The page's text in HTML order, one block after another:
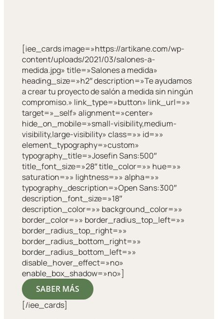
[iee_cards image=»https://artikane.com/wp-
content/uploads/2021/03/salones-a-
medida.jpg» title=»Salones a medida»
heading_size=»h2″ description=»Te ayudamos
a crear tu proyecto de salón a medida sin ningún
compromiso.» link_type=»button» link_url=»»
target=»_self» alignment=»center»
hide_on_mobile=»small-visibility,medium-
visibility,large-visibility» class=»» id=»»
element_typography=»custom»
typography_title=»Josefin Sans:500″
title_font_size=»28″ title_color=»» hue=»»
saturation=»» lightness=»» alpha=»»
typography_description=»Open Sans:300″
description_font_size=»18″
description_color=»» background_color=»»
border_color=»» border_radius_top_left=»»
border_radius_top_right=»»
border_radius_bottom_right=»»
border_radius_bottom_left=»»
disable_hover_effect=»no»
enable_box_shadow=»no»]
SABER MÁS
[/iee_cards]